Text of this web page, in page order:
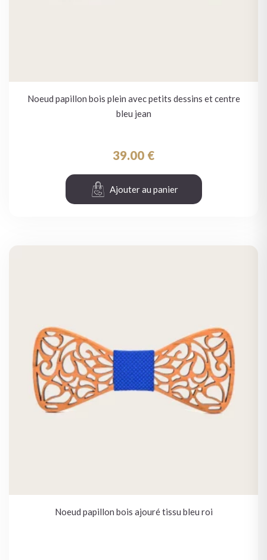
Noeud papillon bois plein avec petits dessins et centre
bleu jean
39.00 €
Ajouter au panier
Noeud papillon bois ajouré tissu bleu roi